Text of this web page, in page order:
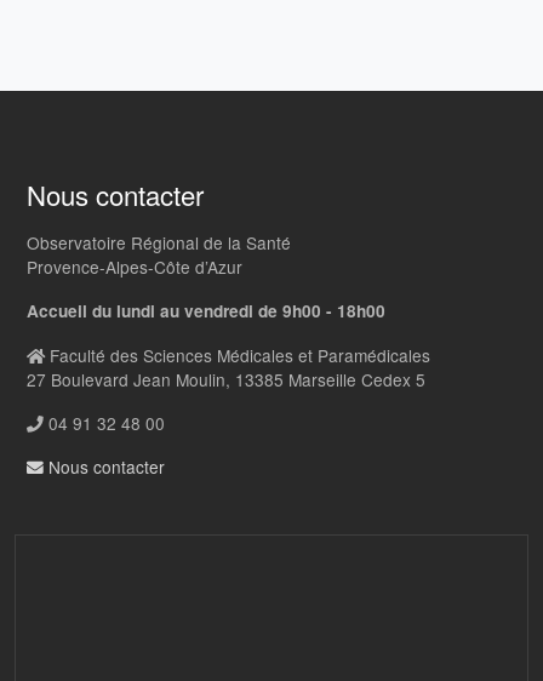
Nous contacter
Observatoire Régional de la Santé
Provence-Alpes-Côte d’Azur
Accueil du lundi au vendredi de 9h00 - 18h00
Faculté des Sciences Médicales et Paramédicales
27 Boulevard Jean Moulin, 13385 Marseille Cedex 5
04 91 32 48 00
Nous contacter